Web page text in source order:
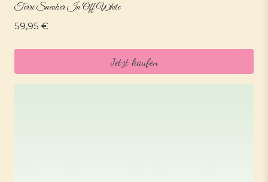
Terri Sneaker In Off White
59,95 €
Jetzt kaufen